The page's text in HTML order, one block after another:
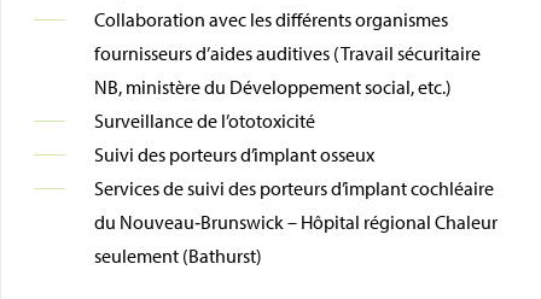
Collaboration avec les différents organismes
fournisseurs d’aides auditives (Travail sécuritaire
NB, ministère du Développement social, etc.)
Surveillance de l’ototoxicité
Suivi des porteurs d’implant osseux
Services de suivi des porteurs d’implant cochléaire
du Nouveau‑Brunswick – Hôpital régional Chaleur
seulement (Bathurst)